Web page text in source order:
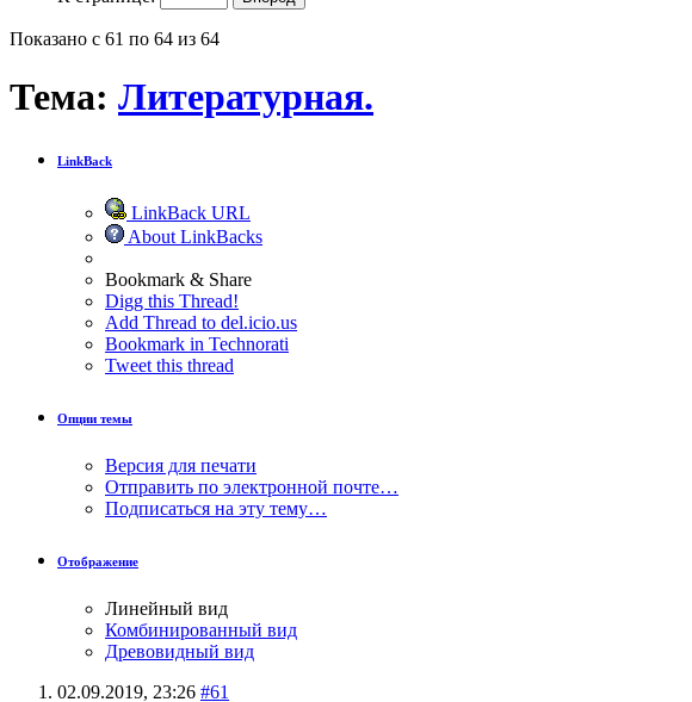
Показано с 61 по 64 из 64
Тема: Литературная.
LinkBack
LinkBack URL
About LinkBacks
Bookmark & Share
Digg this Thread!
Add Thread to del.icio.us
Bookmark in Technorati
Tweet this thread
Опции темы
Версия для печати
Отправить по электронной почте…
Подписаться на эту тему…
Отображение
Линейный вид
Комбинированный вид
Древовидный вид
02.09.2019, 23:26 #61